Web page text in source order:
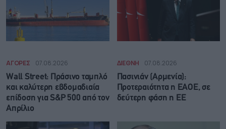
ΑΓΟΡΕΣ 07.08.2026
Wall Street: Πράσινο ταμπλό
και καλύτερη εβδομαδιαία
επίδοση για S&P 500 από τον
Απρίλιο
ΔΙΕΘΝΗ 07.08.2026
Πασινιάν (Αρμενία):
Προτεραιότητα η ΕΑΟΕ, σε
δεύτερη φάση η ΕΕ